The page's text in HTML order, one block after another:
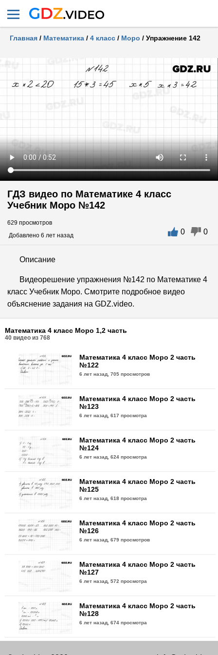
Главная / Математика / 4 класс / Моро / Упражнение 142
ГДЗ видео по Математике 4 класс
Учебник Моро №142
629 просмотров
Добавлено 6 лет назад
0 0
Описание
Видеорешение упражнения №142 по Математике 4
класс Учебник Моро. Смотрите подробное видео
объяснение задания на GDZ.video.
Математика 4 класс Моро 1,2 часть
40 видео из 768
Математика 4 класс Моро 2 часть
№122
6 лет назад,705 просмотров
Математика 4 класс Моро 2 часть
№123
6 лет назад,617 просмотра
Математика 4 класс Моро 2 часть
№124
6 лет назад,624 просмотра
Математика 4 класс Моро 2 часть
№125
6 лет назад,618 просмотра
Математика 4 класс Моро 2 часть
№126
6 лет назад,679 просмотров
Математика 4 класс Моро 2 часть
№127
6 лет назад,572 просмотра
Математика 4 класс Моро 2 часть
№128
6 лет назад,674 просмотра